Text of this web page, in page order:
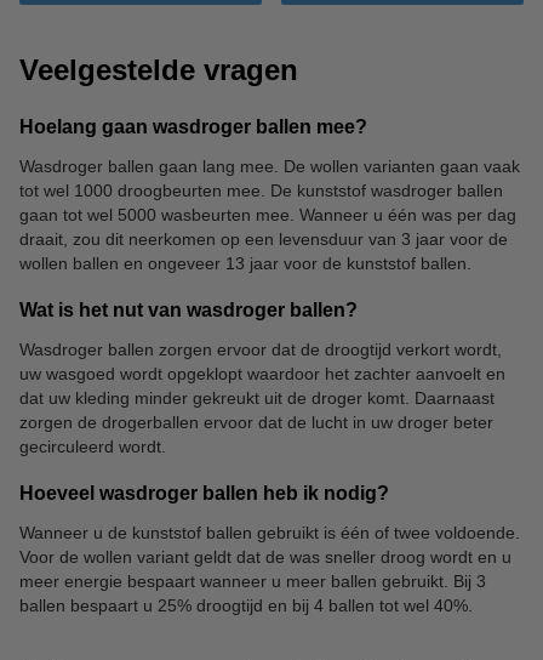
Veelgestelde vragen
Hoelang gaan wasdroger ballen mee?
Wasdroger ballen gaan lang mee. De wollen varianten gaan vaak
tot wel 1000 droogbeurten mee. De kunststof wasdroger ballen
gaan tot wel 5000 wasbeurten mee. Wanneer u één was per dag
draait, zou dit neerkomen op een levensduur van 3 jaar voor de
wollen ballen en ongeveer 13 jaar voor de kunststof ballen.
Wat is het nut van wasdroger ballen?
Wasdroger ballen zorgen ervoor dat de droogtijd verkort wordt,
uw wasgoed wordt opgeklopt waardoor het zachter aanvoelt en
dat uw kleding minder gekreukt uit de droger komt. Daarnaast
zorgen de drogerballen ervoor dat de lucht in uw droger beter
gecirculeerd wordt.
Hoeveel wasdroger ballen heb ik nodig?
Wanneer u de kunststof ballen gebruikt is één of twee voldoende.
Voor de wollen variant geldt dat de was sneller droog wordt en u
meer energie bespaart wanneer u meer ballen gebruikt. Bij 3
ballen bespaart u 25% droogtijd en bij 4 ballen tot wel 40%.